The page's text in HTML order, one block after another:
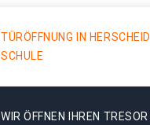
TÜRÖFFNUNG IN
SCHULE
WIR ÖFFNEN IHREN TRESOR